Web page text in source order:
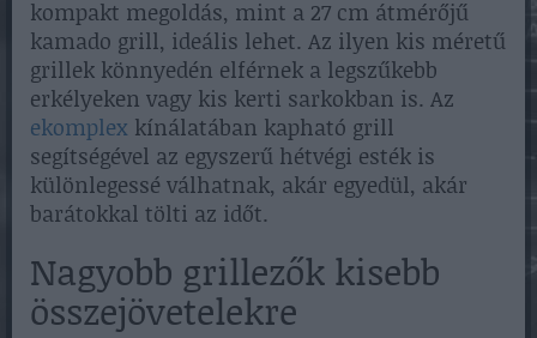
kompakt megoldás, mint a 27 cm átmérőjű
kamado grill, ideális lehet. Az ilyen kis méretű
grillek könnyedén elférnek a legszűkebb
erkélyeken vagy kis kerti sarkokban is. Az
ekomplex kínálatában kapható grill
segítségével az egyszerű hétvégi esték is
különlegessé válhatnak, akár egyedül, akár
barátokkal tölti az időt.
Nagyobb grillezők kisebb
összejövetelekre